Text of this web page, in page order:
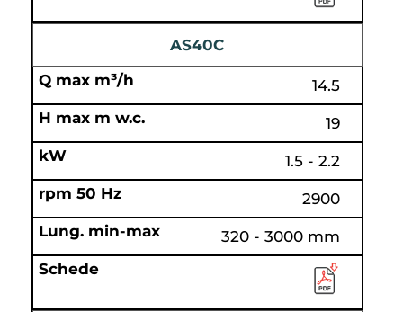
AS40C
14.5
19
1.5 - 2.2
2900
320 - 3000 mm